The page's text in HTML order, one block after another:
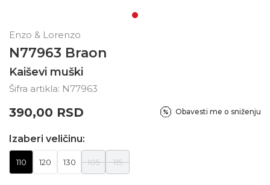
Enzo & Lorenzo
N77963 Braon
Kaiševi muški
Šifra artikla: N77963
390,00 RSD Obavesti me o sniženju
Izaberi veličinu:
110 120 130 105 115